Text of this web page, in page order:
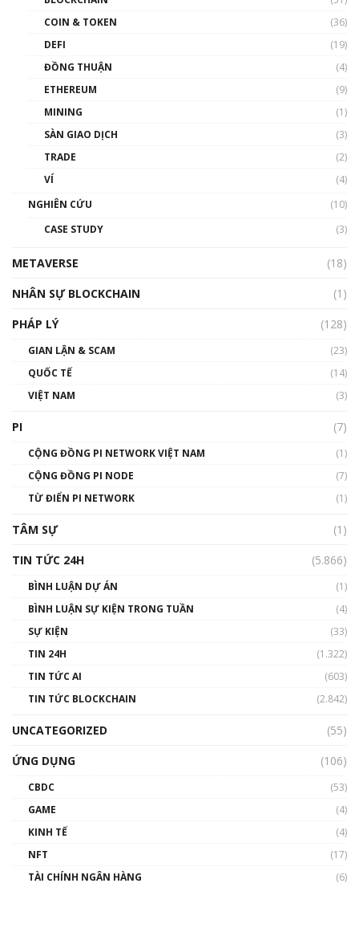
như thể nào?
00:39:31
Phổ cập Blockchain
thống & Crypto qua các cuộc chiến | Phổ cập
01:32:59
gió ấm
Talkshow 14: MemeCoin – Trò đùa tỷ đô
01:29:26
COIN & TOKEN
(36)
DEFI
(19)
ĐỒNG THUẬN
(4)
ETHEREUM
(9)
MINING
(1)
SÀN GIAO DỊCH
(3)
TRADE
(2)
VÍ
(4)
NGHIÊN CỨU
(10)
CASE STUDY
(3)
METAVERSE
(18)
NHÂN SỰ BLOCKCHAIN
(1)
PHÁP LÝ
(128)
GIAN LẬN & SCAM
(23)
QUỐC TẾ
(14)
VIỆT NAM
(3)
PI (7)
CỘNG ĐỒNG PI NETWORK VIỆT NAM
(1)
CỘNG ĐỒNG PI NODE
(7)
TỪ ĐIỂN PI NETWORK
(1)
TÂM SỰ
(1)
TIN TỨC 24H
(5.866)
BÌNH LUẬN DỰ ÁN
(1)
BÌNH LUẬN SỰ KIỆN TRONG TUẦN
(4)
SỰ KIỆN
(33)
TIN 24H
(1.322)
TIN TỨC AI
(603)
TIN TỨC BLOCKCHAIN
(2.842)
UNCATEGORIZED
(55)
ỨNG DỤNG
(106)
CBDC
(53)
GAME
(4)
KINH TẾ
(4)
NFT
(17)
TÀI CHÍNH NGÂN HÀNG
(6)